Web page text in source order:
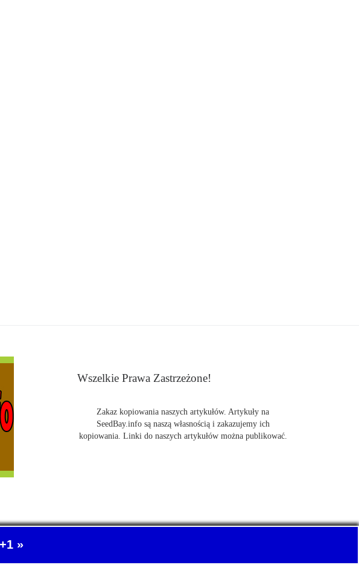
Wszelkie Prawa Zastrzeżone!
Zakaz kopiowania naszych artykułów. Artykuły na
SeedBay.info są naszą własnością i zakazujemy ich
kopiowania. Linki do naszych artykułów można publikować.
SeedBay, czyli kupuj z nami Pewnie swoje nasiona marihuany, konopi.
»